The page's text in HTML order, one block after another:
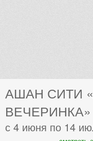
АШАН СИТИ
ВЕЧЕРИНКА»
с 4 июня по 14